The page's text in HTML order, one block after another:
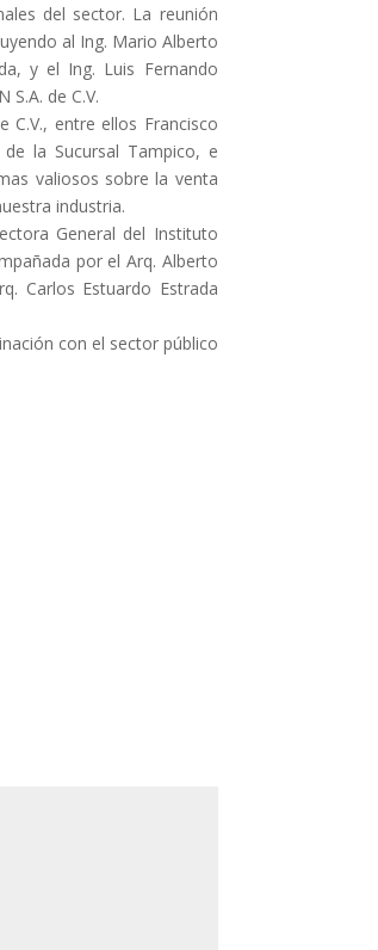
del sector. La reunión
al Ing. Mario Alberto
y el Ing. Luis Fernando
de C.V.
C.V., entre ellos Francisco
de la Sucursal Tampico, e
valiosos sobre la venta
industria.
General del Instituto
por el Arq. Alberto
Carlos Estuardo Estrada
con el sector público